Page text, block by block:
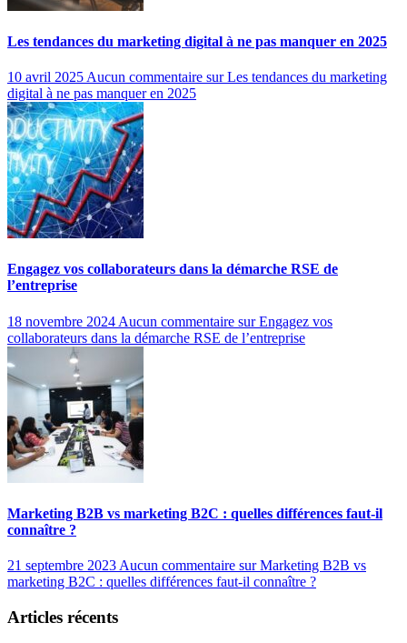
Les tendances du marketing digital à ne pas manquer en 2025
10 avril 2025 Aucun commentaire sur Les tendances du marketing
digital à ne pas manquer en 2025
Engagez vos collaborateurs dans la démarche RSE de
l’entreprise
18 novembre 2024 Aucun commentaire sur Engagez vos
collaborateurs dans la démarche RSE de l’entreprise
Marketing B2B vs marketing B2C : quelles différences faut-il
connaître ?
21 septembre 2023 Aucun commentaire sur Marketing B2B vs
marketing B2C : quelles différences faut-il connaître ?
Articles récents